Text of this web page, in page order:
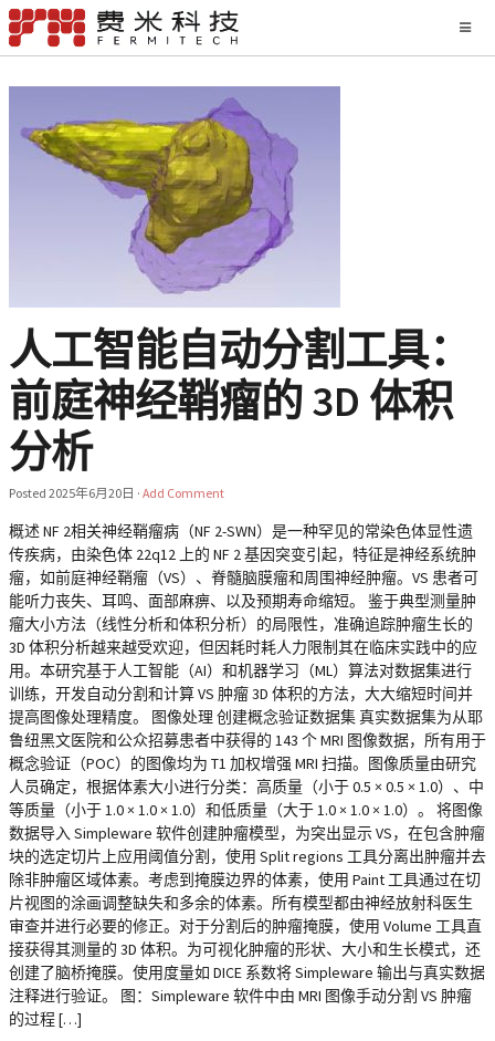
人工智能自动分割工具：
前庭神经鞘瘤的 3D 体积
分析
Posted 2025年6月20日 · Add Comment
概述 NF 2相关神经鞘瘤病（NF 2-SWN）是一种罕见的常染色体显性遗
传疾病，由染色体 22q12 上的 NF 2 基因突变引起，特征是神经系统肿
瘤，如前庭神经鞘瘤（VS）、脊髓脑膜瘤和周围神经肿瘤。VS 患者可
能听力丧失、耳鸣、面部麻痹、以及预期寿命缩短。 鉴于典型测量肿
瘤大小方法（线性分析和体积分析）的局限性，准确追踪肿瘤生长的
3D 体积分析越来越受欢迎，但因耗时耗人力限制其在临床实践中的应
用。本研究基于人工智能（AI）和机器学习（ML）算法对数据集进行
训练，开发自动分割和计算 VS 肿瘤 3D 体积的方法，大大缩短时间并
提高图像处理精度。 图像处理 创建概念验证数据集 真实数据集为从耶
鲁纽黑文医院和公众招募患者中获得的 143 个 MRI 图像数据，所有用于
概念验证（POC）的图像均为 T1 加权增强 MRI 扫描。图像质量由研究
人员确定，根据体素大小进行分类：高质量（小于 0.5 × 0.5 × 1.0）、中
等质量（小于 1.0 × 1.0 × 1.0）和低质量（大于 1.0 × 1.0 × 1.0）。 将图像
数据导入 Simpleware 软件创建肿瘤模型，为突出显示 VS，在包含肿瘤
块的选定切片上应用阈值分割，使用 Split regions 工具分离出肿瘤并去
除非肿瘤区域体素。考虑到掩膜边界的体素，使用 Paint 工具通过在切
片视图的涂画调整缺失和多余的体素。所有模型都由神经放射科医生
审查并进行必要的修正。对于分割后的肿瘤掩膜，使用 Volume 工具直
接获得其测量的 3D 体积。为可视化肿瘤的形状、大小和生长模式，还
创建了脑桥掩膜。使用度量如 DICE 系数将 Simpleware 输出与真实数据
注释进行验证。 图：Simpleware 软件中由 MRI 图像手动分割 VS 肿瘤
的过程 […]